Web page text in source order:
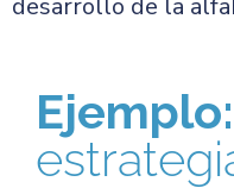
desarrollo de la
Ejemplo: